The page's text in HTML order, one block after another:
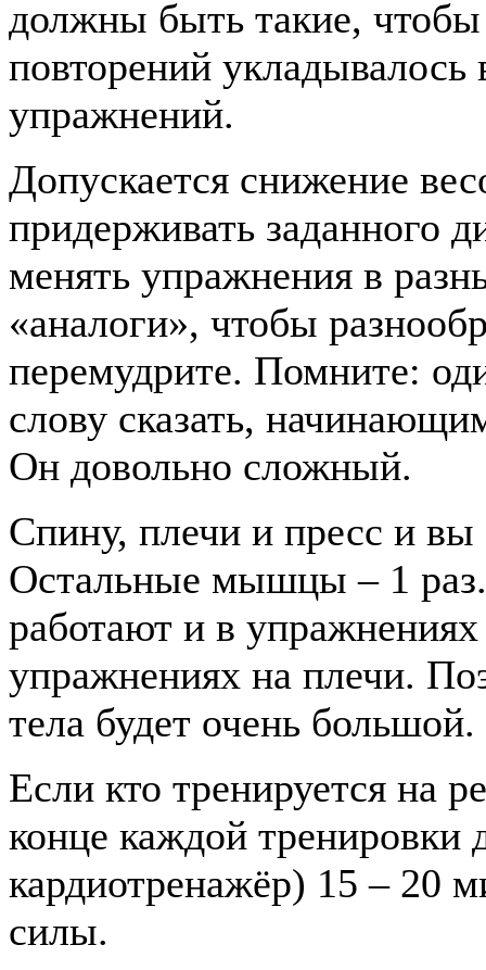
должны быть такие, чтобы
повторений
упражнений.
Допускается снижение
придерживать заданного
менять упражнения в
«аналоги», чтобы
перемудрите. Помните:
слову сказать,
Он довольно сложный.
Спину, плечи и пресс и вы
Остальные мышцы – 1
работают и в
упражнениях на плечи.
тела будет очень большой.
Если кто тренируется на
конце каждой тренировки
кардиотренажёр) 15 – 20
силы.